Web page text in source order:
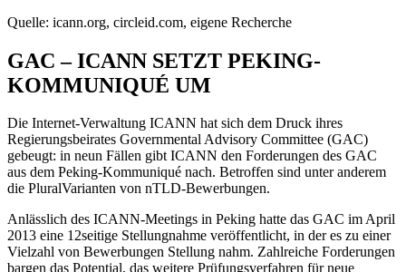
Quelle: icann.org, circleid.com, eigene Recherche
GAC – ICANN SETZT PEKING-
KOMMUNIQUÉ UM
Die Internet-Verwaltung ICANN hat sich dem Druck ihres
Regierungsbeirates Governmental Advisory Committee (GAC)
gebeugt: in neun Fällen gibt ICANN den Forderungen des GAC
aus dem Peking-Kommuniqué nach. Betroffen sind unter anderem
die PluralVarianten von nTLD-Bewerbungen.
Anlässlich des ICANN-Meetings in Peking hatte das GAC im April
2013 eine 12seitige Stellungnahme veröffentlicht, in der es zu einer
Vielzahl von Bewerbungen Stellung nahm. Zahlreiche Forderungen
bargen das Potential, das weitere Prüfungsverfahren für neue